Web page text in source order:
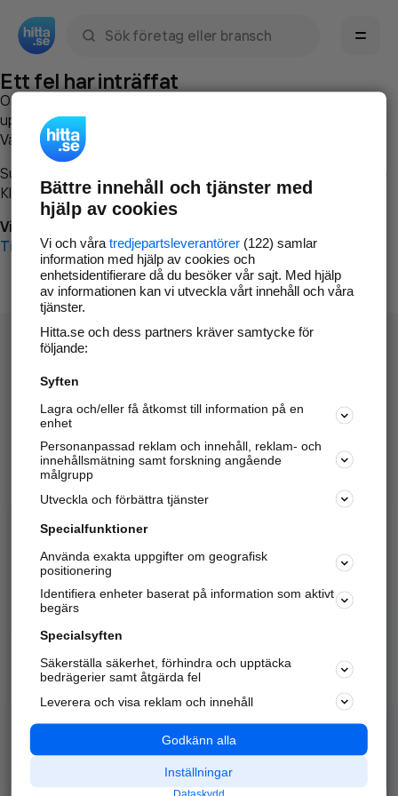
Ett fel har inträffat
Om du vill kan du
uppstod så att vi lättare och snabbare kan avhjälpa det.
Vänligen försök med följande:
Surfa till
Klicka påTillbaka-knappen i webbläsaren och försök igen
Vi beklagar besväret!
Till startsidan
Hitta.se - Gratis nummerupplysning.
Sök företag, personer och platser.
Hitta telefonnummer, adresser, företagsinfo mm.
Marknadsför företaget
Kom igång och annonsera mot
samarbetspartners nära dig.
Alla kategorier
Populära sökningar
API & Kartor
Annonsera
Integritet
Nödnummer
Bättre innehåll och tjänster med
hjälp av cookies
Vi och våra tredjepartsleverantörer(122) samlar
information med hjälp av cookies och
enhetsidentifierare då du besöker vår sajt. Med hjälp
av informationen kan vi utveckla vårt innehåll och våra
tjänster.
Hitta.se och dess partners kräver samtycke för
följande:
Syften
Lagra och/eller få åtkomst till information på en
enhet
Personanpassad reklam och innehåll, reklam- och
innehållsmätning samt forskning angående
målgrupp
Utveckla och förbättra tjänster
Specialfunktioner
Använda exakta uppgifter om geografisk
positionering
Identifiera enheter baserat på information som aktivt
begärs
Specialsyften
Säkerställa säkerhet, förhindra och upptäcka
bedrägerier samt åtgärda fel
Leverera och visa reklam och innehåll
Godkänn alla
Inställningar
Dataskydd